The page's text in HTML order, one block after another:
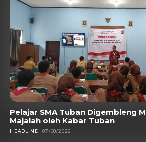
Pelajar SMA Tuban Digembleng
Majalah oleh Kabar Tuban
HEADLINE 07/08/2026